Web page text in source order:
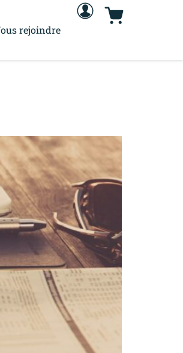
rejoindre